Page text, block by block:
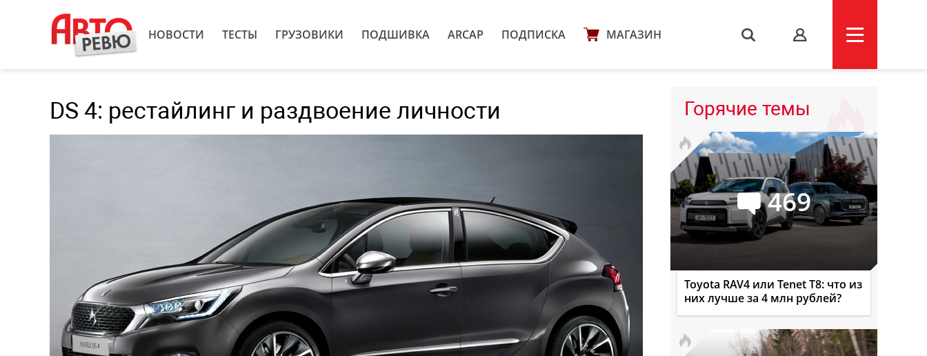
НОВОСТИ ТЕСТЫ ГРУЗОВИКИ ПОДШИВКА ARCAP ПОДПИСКА МАГАЗИН s
DS 4: рестайлинг и раздвоение личности Горячие темы
469
Toyota RAV4 или Tenet T8: что из
них лучше за 4 млн рублей?